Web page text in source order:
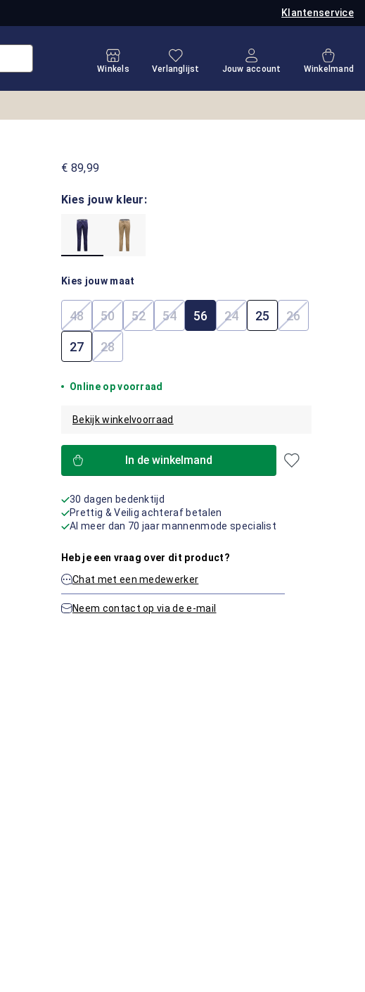
Klantenservice
Winkels
Je hebt 0 items op je verlanglijstje
Verlanglijst Jouw account Winkelmand
€ 89,99
Kies jouw kleur:
Kies jouw maat
48(Deze optie is momenteel niet beschikbaar.)
50(Deze optie is momenteel niet beschikbaar.)
52(Deze optie is momenteel niet beschikbaar.)
54(Deze optie is momenteel niet
56 24(Deze optie is momenteel
25 26(Deze optie
27 28(Deze optie is momenteel niet beschikbaar.)
Online op voorraad
Bekijk winkelvoorraad
In de winkelmand
30 dagen bedenktijd
Prettig & Veilig achteraf betalen
Al meer dan 70 jaar mannenmode specialist
Heb je een vraag over dit product?
Chat met een medewerker
Neem contact op via de e-mail